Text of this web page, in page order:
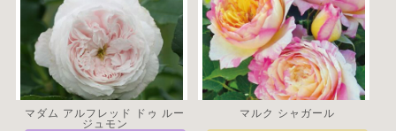
マダム アルフレッド ドゥ ルー
ジュモン
マルク シャガール